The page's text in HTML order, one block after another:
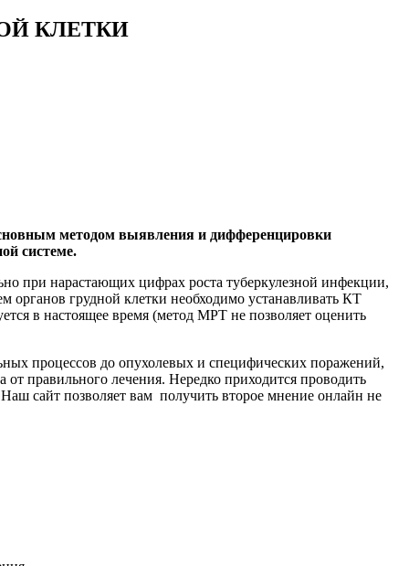
КЛЕТКИ
методом выявления и дифференцировки
системе.
при нарастающих цифрах роста туберкулезной инфекции,
органов грудной клетки необходимо устанавливать КТ
в настоящее время (метод МРТ не позволяет оценить
процессов до опухолевых и специфических поражений,
правильного лечения. Нередко приходится проводить
сайт позволяет вам получить второе мнение онлайн не